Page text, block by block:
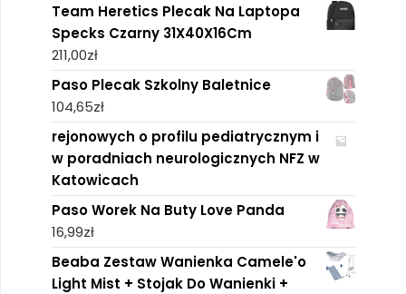
Team Heretics Plecak Na Laptopa
Specks Czarny 31X40X16Cm
211,00zł
Paso Plecak Szkolny Baletnice
104,65zł
rejonowych o profilu pediatrycznym i
w poradniach neurologicznych NFZ w
Katowicach
Paso Worek Na Buty Love Panda
16,99zł
Beaba Zestaw Wanienka Camele'o
Light Mist + Stojak Do Wanienki +